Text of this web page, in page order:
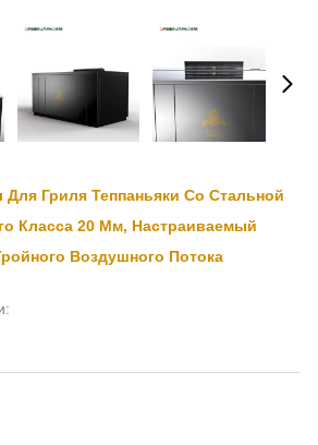
Гриля Теппаньяки Со Стальной
Класса 20 Мм, Настраиваемый
Воздушного Потока